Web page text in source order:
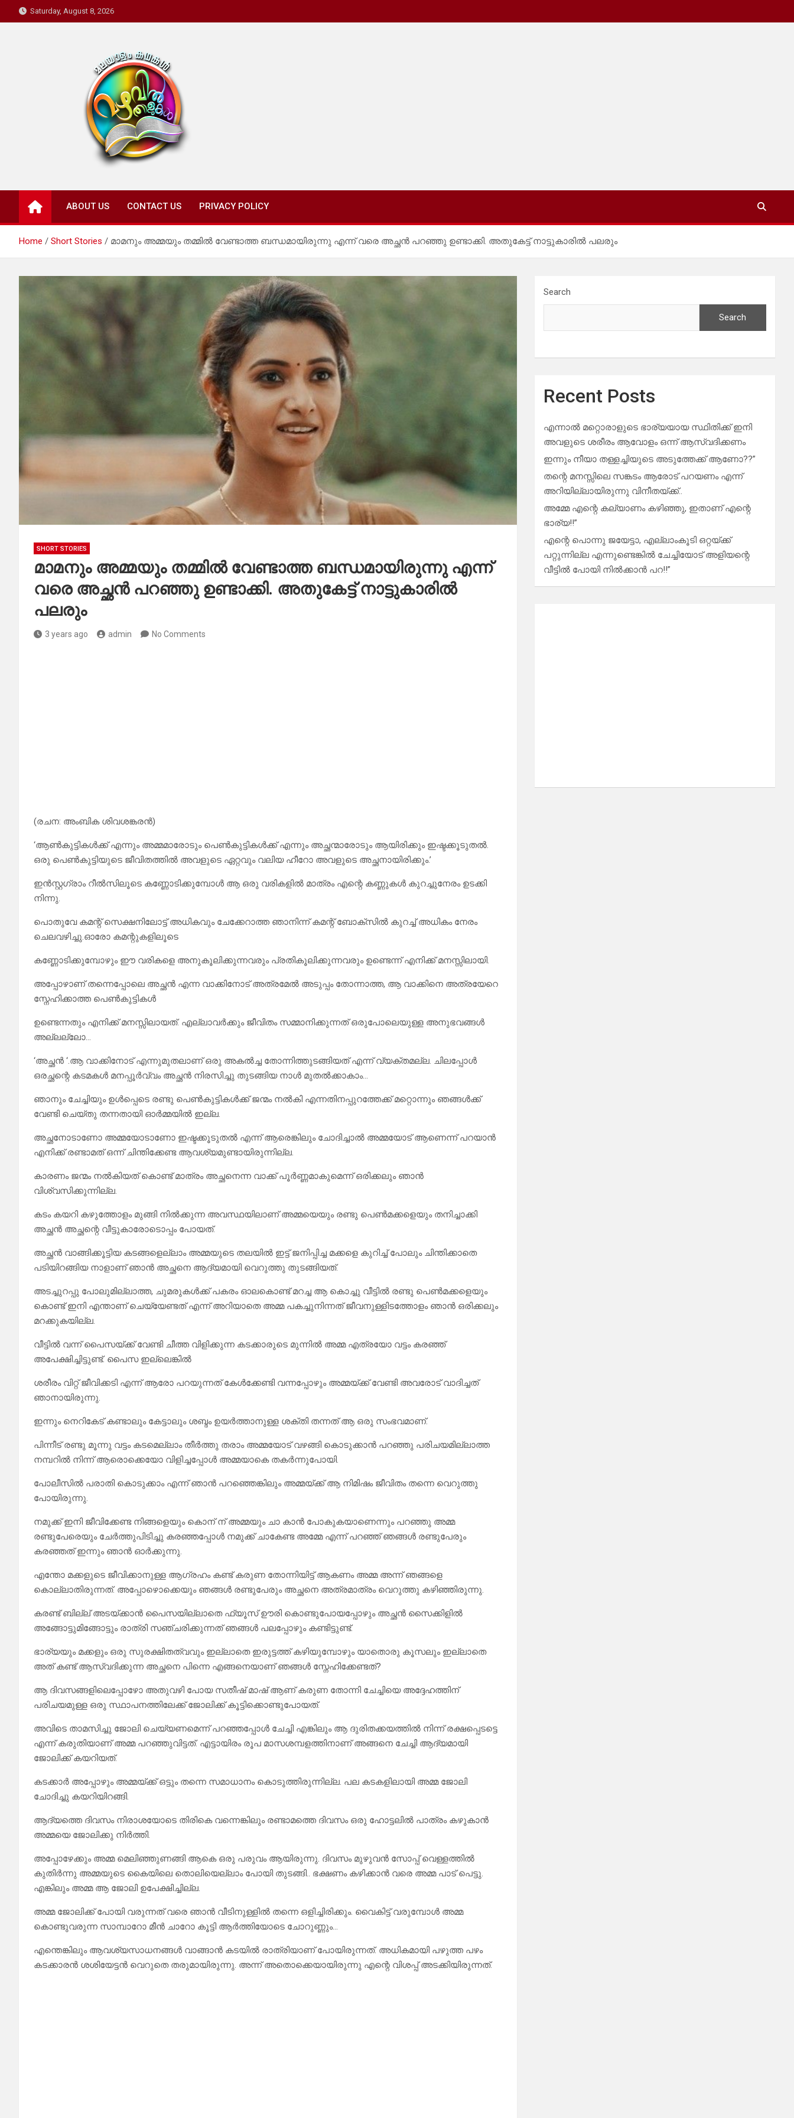
to
Saturday, August 8, 2026
Mazhavil Thalukal
ABOUT US CONTACT US PRIVACY POLICY
Home Short Stories മാമനും അമ്മയും തമ്മിൽ വേണ്ടാത്ത ബന്ധമായിരുന്നു എന്ന് വരെ അച്ഛൻ പറഞ്ഞു ഉണ്ടാക്കി. അതുകേട്ട് നാട്ടുകാരിൽ പലരും
SHORT STORIES
മാമനും അമ്മയും തമ്മിൽ വേണ്ടാത്ത ബന്ധമായിരുന്നു എന്ന്
വരെ അച്ഛൻ പറഞ്ഞു ഉണ്ടാക്കി. അതുകേട്ട് നാട്ടുകാരിൽ
പലരും
3 years ago admin No Comments
(രചന: അംബിക ശിവശങ്കരൻ)
‘ആൺകുട്ടികൾക്ക് എന്നും അമ്മമാരോടും പെൺകുട്ടികൾക്ക് എന്നും അച്ഛന്മാരോടും ആയിരിക്കും ഇഷ്ടക്കൂടുതൽ.
ഒരു പെൺകുട്ടിയുടെ ജീവിതത്തിൽ അവളുടെ ഏറ്റവും വലിയ ഹീറോ അവളുടെ അച്ഛനായിരിക്കും.’
ഇൻസ്റ്റഗ്രാം റീൽസിലൂടെ കണ്ണോടിക്കുമ്പോൾ ആ ഒരു വരികളിൽ മാത്രം എന്റെ കണ്ണുകൾ കുറച്ചുനേരം ഉടക്കി
നിന്നു.
പൊതുവേ കമന്റ് സെക്ഷനിലോട്ട് അധികവും ചേക്കേറാത്ത ഞാനിന്ന് കമന്റ് ബോക്സിൽ കുറച്ച് അധികം നേരം
ചെലവഴിച്ചു.ഓരോ കമന്റുകളിലൂടെ
കണ്ണോടിക്കുമ്പോഴും ഈ വരികളെ അനുകൂലിക്കുന്നവരും പ്രതികൂലിക്കുന്നവരും ഉണ്ടെന്ന് എനിക്ക് മനസ്സിലായി.
അപ്പോഴാണ് തന്നെപ്പോലെ അച്ഛൻ എന്ന വാക്കിനോട് അത്രമേൽ അടുപ്പം തോന്നാത്ത, ആ വാക്കിനെ അത്രയേറെ
സ്നേഹിക്കാത്ത പെൺകുട്ടികൾ
ഉണ്ടെന്നതും എനിക്ക് മനസ്സിലായത്. എല്ലാവർക്കും ജീവിതം സമ്മാനിക്കുന്നത് ഒരുപോലെയുള്ള അനുഭവങ്ങൾ
അല്ലല്ലോ…
‘അച്ഛൻ ‘.ആ വാക്കിനോട് എന്നുമുതലാണ് ഒരു അകൽച്ച തോന്നിത്തുടങ്ങിയത് എന്ന് വ്യക്തമല്ല. ചിലപ്പോൾ
ഒരച്ഛന്റെ കടമകൾ മനപ്പൂർവ്വം അച്ഛൻ നിരസിച്ചു തുടങ്ങിയ നാൾ മുതൽക്കാകാം…
ഞാനും ചേച്ചിയും ഉൾപ്പെടെ രണ്ടു പെൺകുട്ടികൾക്ക് ജന്മം നൽകി എന്നതിനപ്പുറത്തേക്ക് മറ്റൊന്നും ഞങ്ങൾക്ക്
വേണ്ടി ചെയ്തു തന്നതായി ഓർമ്മയിൽ ഇല്ല.
അച്ഛനോടാണോ അമ്മയോടാണോ ഇഷ്ടക്കൂടുതൽ എന്ന് ആരെങ്കിലും ചോദിച്ചാൽ അമ്മയോട് ആണെന്ന് പറയാൻ
എനിക്ക് രണ്ടാമത് ഒന്ന് ചിന്തിക്കേണ്ട ആവശ്യമുണ്ടായിരുന്നില്ല.
കാരണം ജന്മം നൽകിയത് കൊണ്ട് മാത്രം അച്ഛനെന്ന വാക്ക് പൂർണ്ണമാകുമെന്ന് ഒരിക്കലും ഞാൻ
വിശ്വസിക്കുന്നില്ല.
കടം കയറി കഴുത്തോളം മുങ്ങി നിൽക്കുന്ന അവസ്ഥയിലാണ് അമ്മയെയും രണ്ടു പെൺമക്കളെയും തനിച്ചാക്കി
അച്ഛൻ അച്ഛന്റെ വീട്ടുകാരോടൊപ്പം പോയത്.
അച്ഛൻ വാങ്ങിക്കൂട്ടിയ കടങ്ങളെല്ലാം അമ്മയുടെ തലയിൽ ഇട്ട് ജനിപ്പിച്ച മക്കളെ കുറിച്ച് പോലും ചിന്തിക്കാതെ
പടിയിറങ്ങിയ നാളാണ് ഞാൻ അച്ഛനെ ആദ്യമായി വെറുത്തു തുടങ്ങിയത്.
അടച്ചുറപ്പു പോലുമില്ലാത്ത, ചുമരുകൾക്ക് പകരം ഓലകൊണ്ട് മറച്ച ആ കൊച്ചു വീട്ടിൽ രണ്ടു പെൺമക്കളെയും
കൊണ്ട് ഇനി എന്താണ് ചെയ്യേണ്ടത് എന്ന് അറിയാതെ അമ്മ പകച്ചുനിന്നത് ജീവനുള്ളിടത്തോളം ഞാൻ ഒരിക്കലും
മറക്കുകയില്ല.
വീട്ടിൽ വന്ന് പൈസയ്ക്ക് വേണ്ടി ചീത്ത വിളിക്കുന്ന കടക്കാരുടെ മുന്നിൽ അമ്മ എത്രയോ വട്ടം കരഞ്ഞ്
അപേക്ഷിച്ചിട്ടുണ്ട്. പൈസ ഇല്ലെങ്കിൽ
ശരീരം വിറ്റ് ജീവിക്കടി എന്ന് ആരോ പറയുന്നത് കേൾക്കേണ്ടി വന്നപ്പോഴും അമ്മയ്ക്ക് വേണ്ടി അവരോട് വാദിച്ചത്
ഞാനായിരുന്നു.
ഇന്നും നെറികേട് കണ്ടാലും കേട്ടാലും ശബ്ദം ഉയർത്താനുള്ള ശക്തി തന്നത് ആ ഒരു സംഭവമാണ്.
പിന്നീട് രണ്ടു മൂന്നു വട്ടം കടമെല്ലാം തീർത്തു തരാം അമ്മയോട് വഴങ്ങി കൊടുക്കാൻ പറഞ്ഞു പരിചയമില്ലാത്ത
നമ്പറിൽ നിന്ന് ആരൊക്കെയോ വിളിച്ചപ്പോൾ അമ്മയാകെ തകർന്നുപോയി.
പോലീസിൽ പരാതി കൊടുക്കാം എന്ന് ഞാൻ പറഞ്ഞെങ്കിലും അമ്മയ്ക്ക് ആ നിമിഷം ജീവിതം തന്നെ വെറുത്തു
പോയിരുന്നു.
നമുക്ക് ഇനി ജീവിക്കേണ്ട നിങ്ങളെയും കൊന് ന് അമ്മയും ചാ കാൻ പോകുകയാണെന്നും പറഞ്ഞു അമ്മ
രണ്ടുപേരെയും ചേർത്തുപിടിച്ചു കരഞ്ഞപ്പോൾ നമുക്ക് ചാകേണ്ട അമ്മേ എന്ന് പറഞ്ഞ് ഞങ്ങൾ രണ്ടുപേരും
കരഞ്ഞത് ഇന്നും ഞാൻ ഓർക്കുന്നു.
എന്തോ മക്കളുടെ ജീവിക്കാനുള്ള ആഗ്രഹം കണ്ട് കരുണ തോന്നിയിട്ട് ആകണം അമ്മ അന്ന് ഞങ്ങളെ
കൊല്ലാതിരുന്നത്. അപ്പോഴൊക്കെയും ഞങ്ങൾ രണ്ടുപേരും അച്ഛനെ അത്രമാത്രം വെറുത്തു കഴിഞ്ഞിരുന്നു.
കരണ്ട് ബില്ല് അടയ്ക്കാൻ പൈസയില്ലാതെ ഫ്യൂസ് ഊരി കൊണ്ടുപോയപ്പോഴും അച്ഛൻ സൈക്കിളിൽ
അങ്ങോട്ടുമിങ്ങോട്ടും രാത്രി സഞ്ചരിക്കുന്നത് ഞങ്ങൾ പലപ്പോഴും കണ്ടിട്ടുണ്ട്.
ഭാര്യയും മക്കളും ഒരു സുരക്ഷിതത്വവും ഇല്ലാതെ ഇരുട്ടത്ത് കഴിയുമ്പോഴും യാതൊരു കൂസലും ഇല്ലാതെ
അത് കണ്ട് ആസ്വദിക്കുന്ന അച്ഛനെ പിന്നെ എങ്ങനെയാണ് ഞങ്ങൾ സ്നേഹിക്കേണ്ടത്?
ആ ദിവസങ്ങളിലെപ്പോഴോ അതുവഴി പോയ സതീഷ് മാഷ് ആണ് കരുണ തോന്നി ചേച്ചിയെ അദ്ദേഹത്തിന്
പരിചയമുള്ള ഒരു സ്ഥാപനത്തിലേക്ക് ജോലിക്ക് കൂട്ടിക്കൊണ്ടുപോയത്.
അവിടെ താമസിച്ചു ജോലി ചെയ്യണമെന്ന് പറഞ്ഞപ്പോൾ ചേച്ചി എങ്കിലും ആ ദുരിതക്കയത്തിൽ നിന്ന് രക്ഷപ്പെടട്ടെ
എന്ന് കരുതിയാണ് അമ്മ പറഞ്ഞുവിട്ടത്. എട്ടായിരം രൂപ മാസശമ്പളത്തിനാണ് അങ്ങനെ ചേച്ചി ആദ്യമായി
ജോലിക്ക് കയറിയത്.
കടക്കാർ അപ്പോഴും അമ്മയ്ക്ക് ഒട്ടും തന്നെ സമാധാനം കൊടുത്തിരുന്നില്ല. പല കടകളിലായി അമ്മ ജോലി
ചോദിച്ചു കയറിയിറങ്ങി.
ആദ്യത്തെ ദിവസം നിരാശയോടെ തിരികെ വന്നെങ്കിലും രണ്ടാമത്തെ ദിവസം ഒരു ഹോട്ടലിൽ പാത്രം കഴുകാൻ
അമ്മയെ ജോലിക്കു നിർത്തി.
അപ്പോഴേക്കും അമ്മ മെലിഞ്ഞുണങ്ങി ആകെ ഒരു പരുവം ആയിരുന്നു. ദിവസം മുഴുവൻ സോപ്പ് വെള്ളത്തിൽ
കുതിർന്നു അമ്മയുടെ കൈയിലെ തൊലിയെല്ലാം പോയി തുടങ്ങി.. ഭക്ഷണം കഴിക്കാൻ വരെ അമ്മ പാട് പെട്ടു.
എങ്കിലും അമ്മ ആ ജോലി ഉപേക്ഷിച്ചില്ല.
അമ്മ ജോലിക്ക് പോയി വരുന്നത് വരെ ഞാൻ വീടിനുള്ളിൽ തന്നെ ഒളിച്ചിരിക്കും. വൈകിട്ട് വരുമ്പോൾ അമ്മ
കൊണ്ടുവരുന്ന സാമ്പാറോ മീൻ ചാറോ കൂട്ടി ആർത്തിയോടെ ചോറുണ്ണും…
എന്തെങ്കിലും ആവശ്യസാധനങ്ങൾ വാങ്ങാൻ കടയിൽ രാത്രിയാണ് പോയിരുന്നത്. അധികമായി പഴുത്ത പഴം
കടക്കാരൻ ശശിയേട്ടൻ വെറുതെ തരുമായിരുന്നു. അന്ന് അതൊക്കെയായിരുന്നു എന്റെ വിശപ്പ് അടക്കിയിരുന്നത്.
Search
Search
Recent Posts
എന്നാൽ മറ്റൊരാളുടെ ഭാര്യയായ സ്ഥിതിക്ക് ഇനി
അവളുടെ ശരീരം ആവോളം ഒന്ന് ആസ്വദിക്കണം
ഇന്നും നീയാ തള്ളച്ചിയുടെ അടുത്തേക്ക് ആണോ??”
തന്റെ മനസ്സിലെ സങ്കടം ആരോട് പറയണം എന്ന്
അറിയില്ലായിരുന്നു വിനീതയ്ക്ക്..
അമ്മേ എന്റെ കല്യാണം കഴിഞ്ഞു, ഇതാണ് എന്റെ
ഭാര്യ!!”
എന്റെ പൊന്നു ജയേട്ടാ, എല്ലാംകൂടി ഒറ്റയ്ക്ക്
പറ്റുന്നില്ല എന്നുണ്ടെങ്കിൽ ചേച്ചിയോട് അളിയന്റെ
വീട്ടിൽ പോയി നിൽക്കാൻ പറ!!”